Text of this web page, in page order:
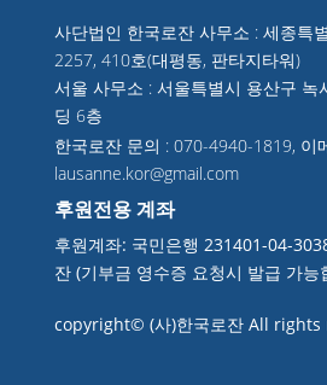
사단법인 한국로잔 사무소 : 세종특
2257, 410호(대평동, 판타지타워)
서울 사무소 : 서울특별시 용산구 녹
딩 6층
한국로잔 문의 : 070-4940-1819, 이
lausanne.kor@gmail.com
후원전용 계좌
후원계좌: 국민은행 231401-04-
잔 (기부금 영수증 요청시 발급 가능
copyright© (사)한국로잔 All rights